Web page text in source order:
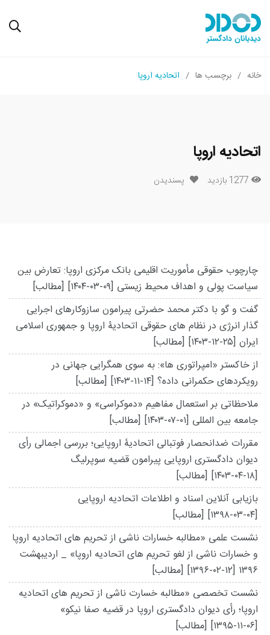
خانه برچسب ها اتحادیه اروپا
اتحادیه اروپا
1277 بازدید پسندیدن
چارچوب حقوقی مأموریت اقلیمی بانک مرکزی اروپا: تعارض بین
سیاست پولی و اهداف محیط زیستی [۱۴۰۴-۰۳-۰۹] [مطالب]
گفت و گو با دکتر محمد حضرتی پیرامون سازوکارهای اجرایی
گذار انرژی در نظام های حقوقی اتحادیۀ اروپا و جمهوری اسلامی
ایران [۱۴۰۳-۱۲-۲۵] [مطالب]
از خاکستر «امپراتوری ‌ها»: به سوی همگرایی جهانی در
رویکردهای حکمرانی داده؟ [۱۴۰۳-۱۱-۱۴] [مطالب]
ملاحظاتی بر استعمال مفاهیم «دموکراسی» و «دموکراتیک» در
جامعه بین المللی [۱۴۰۳-۰۷-۰۱] [مطالب]
مقررات ضدانحصار فوتبالی اتحادیۀ اروپایی؛ بررسی اجمالی رأی
دیوان دادگستری اروپایی پیرامون قضیه سوپرلیگ
[۱۴۰۳-۰۴-۱۸] [مطالب]
بازیابی آنلاین اسناد و اطلاعات اتحادیه اروپایی
[۱۳۹۸-۰۳-۰۴] [مطالب]
نشست علمی «مطالبه خسارات ناشی از تحریم های اتحادیه اروپا
و خسارات ناشی از لغو تحریم های اتحادیه اروپا» _ اردیبهشت
۱۳۹۶ [۱۳۹۶-۰۲-۱۲] [مطالب]
نشست تخصصی «مطالبه خسارت ناشی از تحریم ­های اتحادیه
اروپا؛ رأی دیوان دادگستری اروپا در قضیه صفا نیکو»
[۱۳۹۵-۱۱-۰۶] [مطالب]